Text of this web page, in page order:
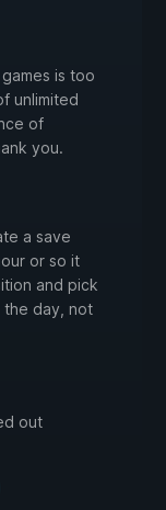
is too
unlimited
of
you.
a save
or so it
and pick
the day, not
out